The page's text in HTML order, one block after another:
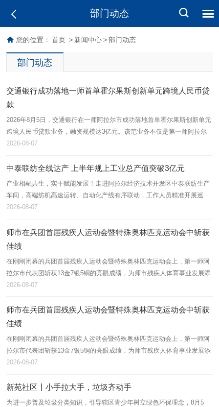
部门动态
您的位置： 首页 > 新闻中心 > 部门动态
部门动态
交通银行成功落地一师首单霍尔果斯创新单元跨境人民币贷
款
2026年8月5日，交通银行在一师阿拉尔市成功落地首单霍尔果斯创新单元
跨境人民币贷款业务，融资规模达3亿元。该笔业务不仅是第一师阿拉尔
市首单跨境流动资金贷款，也标志着跨境金融产品在本地金融功能区取得
2026-08-07
中泰联纺全线达产 上半年规上工业总产值突破3亿元
产业相融共生，实干赋能发展！走进阿拉尔经济技术开发区中泰联纺生产
车间，高端纺机高速运转、自动化产线有序联动，工作人员精准开展巡
检、落纱、品控等作业，呈现出蓬勃向上的发展态势。中泰联纺依托兵地
2026-08-07
师市在兵团首届残疾人运动会暨特殊奥林匹克运动会中斩获
佳绩
在刚刚闭幕的兵团首届残疾人运动会暨特殊奥林匹克运动会上，第一师阿
拉尔市代表团斩获13金7银5铜的亮眼成绩，为师市残疾人体育事业发展添
上浓墨重彩的一笔。
2026-08-07
师市在兵团首届残疾人运动会暨特殊奥林匹克运动会中斩获
佳绩
在刚刚闭幕的兵团首届残疾人运动会暨特殊奥林匹克运动会上，第一师阿
拉尔市代表团斩获13金7银5铜的亮眼成绩，为师市残疾人体育事业发展添
上浓墨重彩的一笔。
2026-08-07
新苑社区丨小手拉大手，垃圾齐动手
为进一步普及垃圾分类知识，引导辖区青少年树立绿色环保理念，8月5